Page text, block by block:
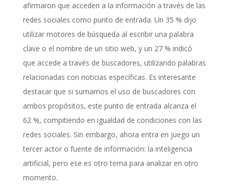
afirmaron que acceden a la información a través de las
redes sociales como punto de entrada. Un 35 % dijo
utilizar motores de búsqueda al escribir una palabra
clave o el nombre de un sitio web, y un 27 % indicó
que accede a través de buscadores, utilizando palabras
relacionadas con noticias específicas. Es interesante
destacar que si sumamos el uso de buscadores con
ambos propósitos, este punto de entrada alcanza el
62 %, compitiendo en igualdad de condiciones con las
redes sociales. Sin embargo, ahora entra en juego un
tercer actor o fuente de información: la inteligencia
artificial, pero ese es otro tema para analizar en otro
momento.